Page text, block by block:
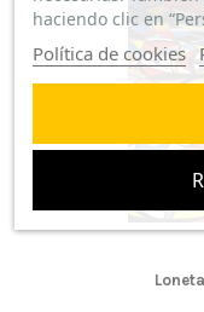
haciendo clic en
Política de cookies